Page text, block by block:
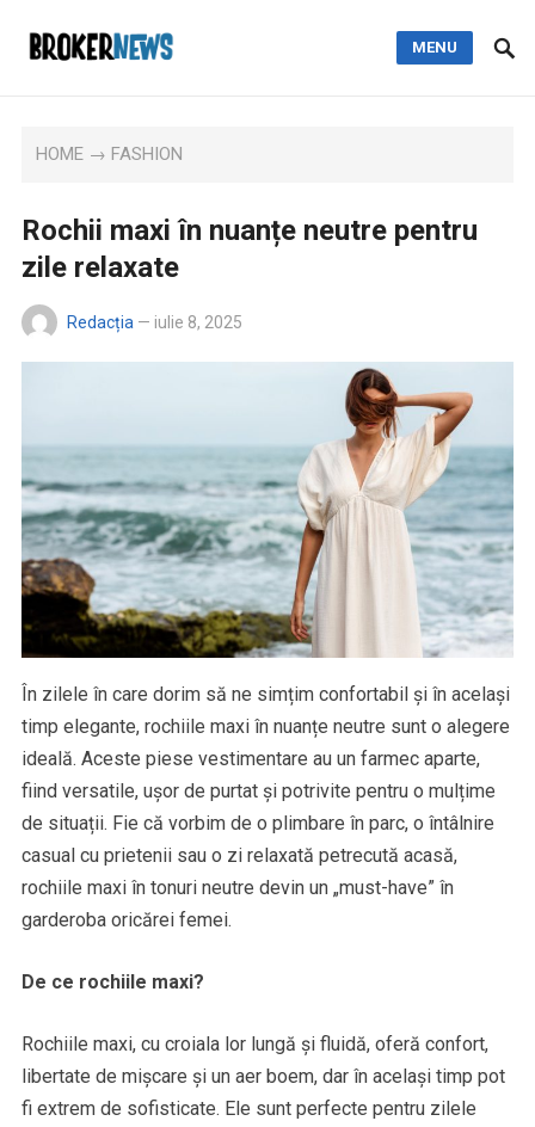
MENU
HOME →FASHION
Rochii maxi în nuanțe neutre pentru
zile relaxate
Redacția — iulie 8, 2025
În zilele în care dorim să ne simțim confortabil și în același
timp elegante, rochiile maxi în nuanțe neutre sunt o alegere
ideală. Aceste piese vestimentare au un farmec aparte,
fiind versatile, ușor de purtat și potrivite pentru o mulțime
de situații. Fie că vorbim de o plimbare în parc, o întâlnire
casual cu prietenii sau o zi relaxată petrecută acasă,
rochiile maxi în tonuri neutre devin un „must-have” în
garderoba oricărei femei.
De ce rochiile maxi?
Rochiile maxi, cu croiala lor lungă și fluidă, oferă confort,
libertate de mișcare și un aer boem, dar în același timp pot
fi extrem de sofisticate. Ele sunt perfecte pentru zilele